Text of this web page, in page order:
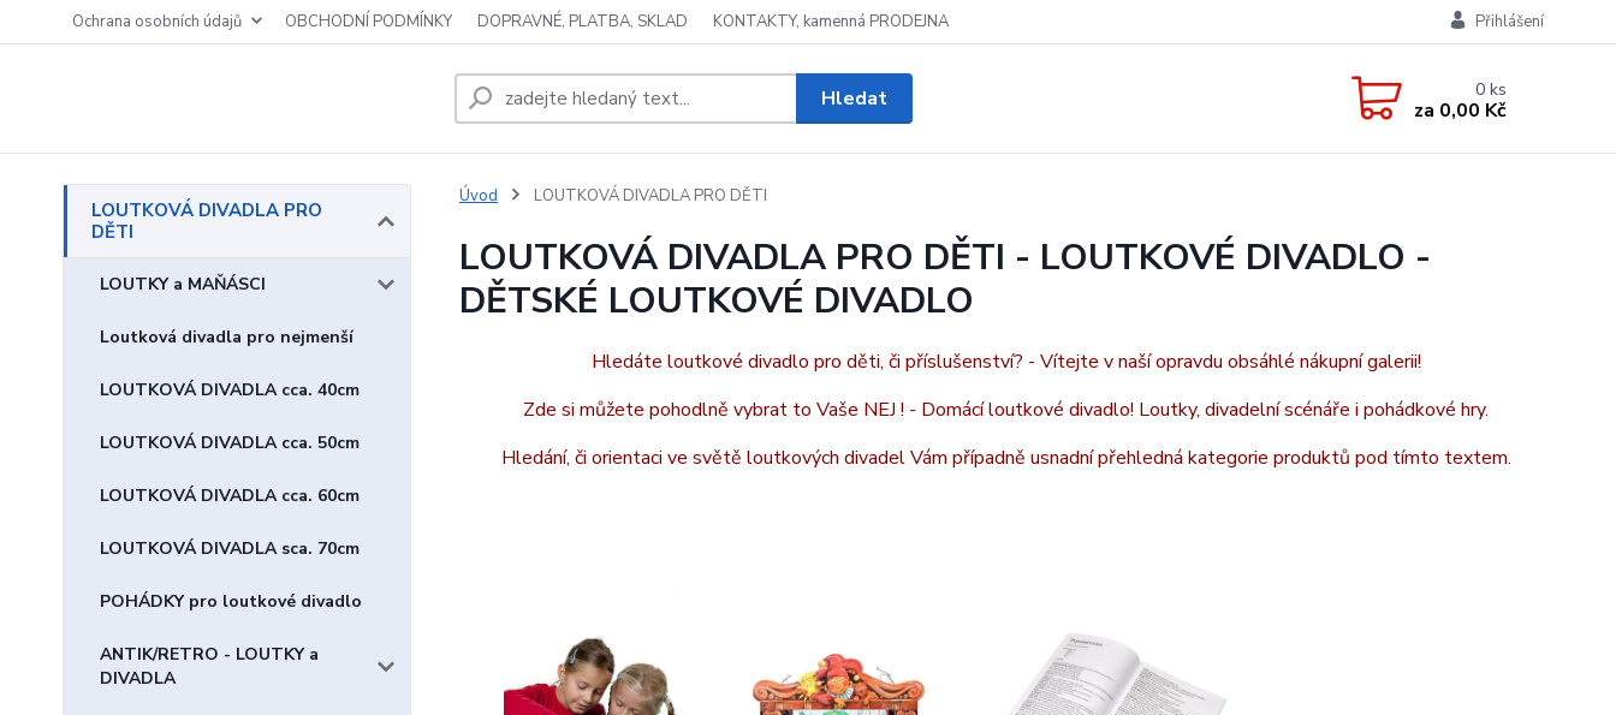
Ochrana osobních údajů OBCHODNÍ PODMÍNKY DOPRAVNÉ, PLATBA, SKLAD KONTAKTY, kamenná PRODEJNA Přihlášení
Hledat 0ks
za 0,00 Kč
LOUTKOVÁ DIVADLA PRO
DĚTI
LOUTKY a MAŇÁSCI
Loutková divadla pro nejmenší
LOUTKOVÁ DIVADLA cca. 40cm
LOUTKOVÁ DIVADLA cca. 50cm
LOUTKOVÁ DIVADLA cca. 60cm
LOUTKOVÁ DIVADLA sca. 70cm
POHÁDKY pro loutkové divadlo
ANTIK/RETRO - LOUTKY a
DIVADLA
Úvod LOUTKOVÁ DIVADLA PRO DĚTI
LOUTKOVÁ DIVADLA PRO DĚTI - LOUTKOVÉ DIVADLO -
DĚTSKÉ LOUTKOVÉ DIVADLO
Hledáte loutkové divadlo pro děti, či příslušenství? - Vítejte v naší opravdu obsáhlé nákupní galerii!
Zde si můžete pohodlně vybrat to Vaše NEJ ! - Domácí loutkové divadlo! Loutky, divadelní scénáře i pohádkové hry.
Hledání, či orientaci ve světě loutkových divadel Vám případně usnadní přehledná kategorie produktů pod tímto textem.